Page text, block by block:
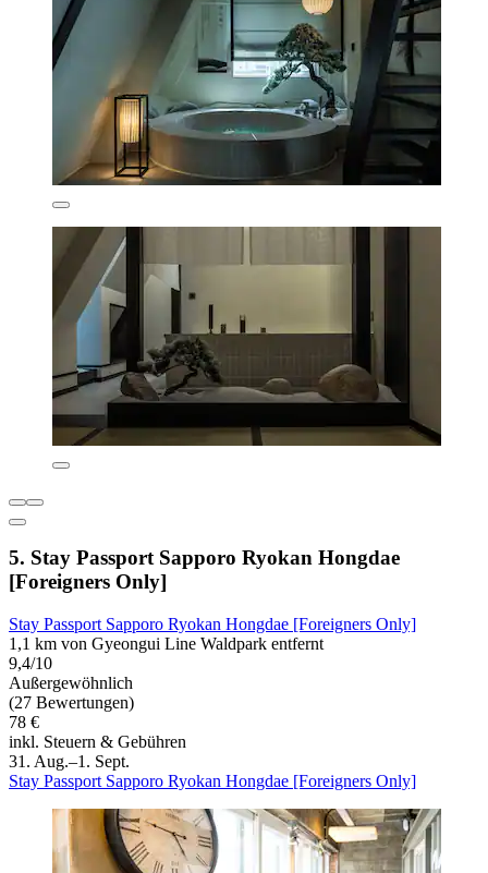
5. Stay Passport Sapporo Ryokan Hongdae
[Foreigners Only]
Stay Passport Sapporo Ryokan Hongdae [Foreigners Only]
1,1 km von Gyeongui Line Waldpark entfernt
9,4/10
Außergewöhnlich
(27 Bewertungen)
78 €
inkl. Steuern & Gebühren
31. Aug.–1. Sept.
Stay Passport Sapporo Ryokan Hongdae [Foreigners Only]